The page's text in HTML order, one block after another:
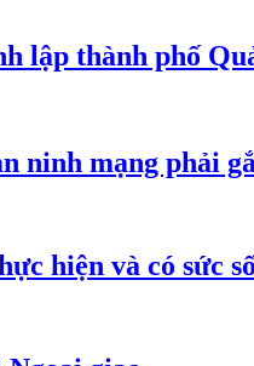
lập thành phố
mạng phải
hiện và có sức